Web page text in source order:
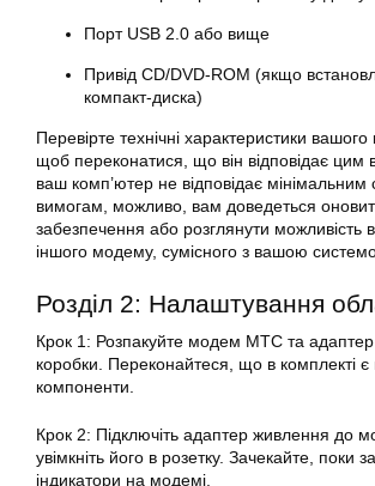
Порт USB 2.0 або вище
Привід CD/DVD-ROM (якщо
компакт-диска)
Перевірте технічні характеристики вашого
щоб переконатися, що він відповідає
ваш комп’ютер не відповідає
вимогам, можливо, вам доведеться
забезпечення або розглянути можливість
іншого модему, сумісного з вашою
Розділ 2: Налаштування
Крок 1: Розпакуйте модем МТС та
коробки. Переконайтеся, що в комплекті є
компоненти.
Крок 2: Підключіть адаптер живлення до
увімкніть його в розетку. Зачекайте, поки
індикатори на модемі.